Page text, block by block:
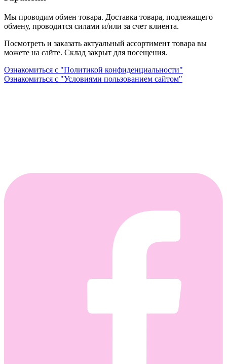
Мы проводим обмен товара. Доставка товара, подлежащего
обмену, проводится силами и/или за счет клиента.
Посмотреть и заказать актуальный ассортимент товара вы
можете на сайте. Склад закрыт для посещения.
Ознакомиться с "Политикой конфиденциальности"
Ознакомиться с "Условиями пользованием сайтом"